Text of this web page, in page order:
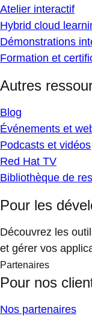
Atelier interactif
Hybrid cloud
Démonstrations
Formation et
Autres
Blog
Événements et
Podcasts et vidéos
Red Hat TV
Bibliothèque de
Pour les
Découvrez les
et gérer vos
Partenaires
Pour nos
Nos partenaires